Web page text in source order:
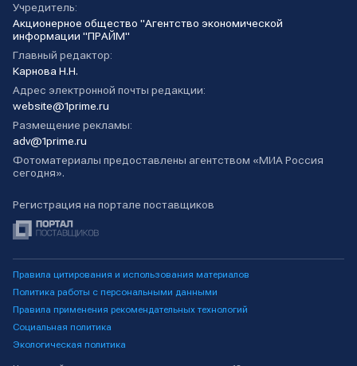
Учредитель:
Акционерное общество "Агентство экономической
информации "ПРАЙМ"
Главный редактор:
Карнова Н.Н.
Адрес электронной почты редакции:
website@1prime.ru
Размещение рекламы:
adv@1prime.ru
Фотоматериалы предоставлены агентством «МИА Россия
сегодня».
Регистрация на портале поставщиков
Правила цитирования и использования материалов
Политика работы с персональными данными
Правила применения рекомендательных технологий
Социальная политика
Экологическая политика